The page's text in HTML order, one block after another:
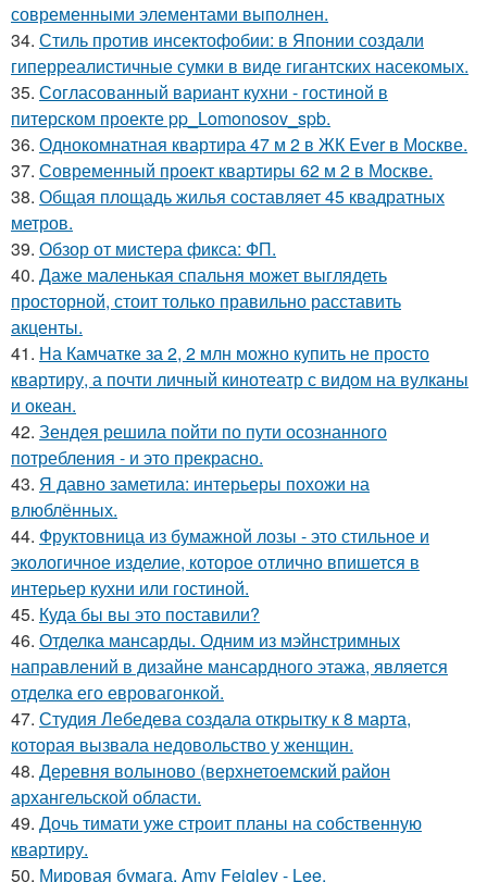
современными элементами выполнен.
34. Стиль против инсектофобии: в Японии создали
гиперреалистичные сумки в виде гигантских насекомых.
35. Согласованный вариант кухни - гостиной в
питерском проекте pp_Lomonosov_spb.
36. Однокомнатная квартира 47 м 2 в ЖК Ever в Москве.
37. Современный проект квартиры 62 м 2 в Москве.
38. Общая площадь жилья составляет 45 квадратных
метров.
39. Обзор от мистера фикса: ФП.
40. Даже маленькая спальня может выглядеть
просторной, стоит только правильно расставить
акценты.
41. На Камчатке за 2, 2 млн можно купить не просто
квартиру, а почти личный кинотеатр с видом на вулканы
и океан.
42. Зендея решила пойти по пути осознанного
потребления - и это прекрасно.
43. Я давно заметила: интерьеры похожи на
влюблённых.
44. Фруктовница из бумажной лозы - это стильное и
экологичное изделие, которое отлично впишется в
интерьер кухни или гостиной.
45. Куда бы вы это поставили?
46. Отделка мансарды. Одним из мэйнстримных
направлений в дизайне мансардного этажа, является
отделка его евровагонкой.
47. Студия Лебедева создала открытку к 8 марта,
которая вызвала недовольство у женщин.
48. Деревня волыново (верхнетоемский район
архангельской области.
49. Дочь тимати уже строит планы на собственную
квартиру.
50. Мировая бумага. Amy Feigley - Lee.